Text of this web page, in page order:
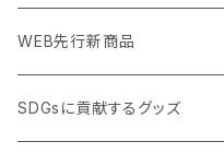
加湿器・オゾン発生器
ウイルス対策消耗品
ポーチ・巾着
タオル・ブランケット
フルカラー印刷ノベルティ
予算消化・備品におすすめグッ
クイック印刷対応トートバッグ
クイック印刷対応ポーチ・巾着
WEB先行新商品
SDGsに貢献するグッズ